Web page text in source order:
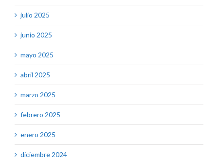
julio 2025
junio 2025
mayo 2025
abril 2025
marzo 2025
febrero 2025
enero 2025
diciembre 2024